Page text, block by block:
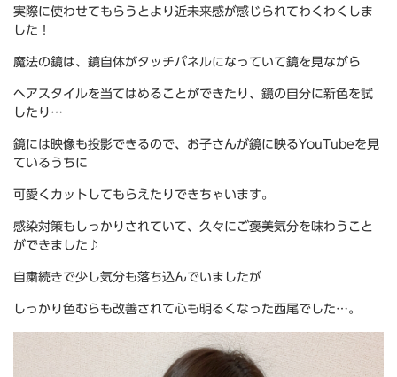
実際に使わせてもらうとより近未来感が感じられてわくわくしま
した！
魔法の鏡は、鏡自体がタッチパネルになっていて鏡を見ながら
ヘアスタイルを当てはめることができたり、鏡の自分に新色を試
したり…
鏡には映像も投影できるので、お子さんが鏡に映るYouTubeを見
ているうちに
可愛くカットしてもらえたりできちゃいます。
感染対策もしっかりされていて、久々にご褒美気分を味わうこと
ができました♪
自粛続きで少し気分も落ち込んでいましたが
しっかり色むらも改善されて心も明るくなった西尾でした…。